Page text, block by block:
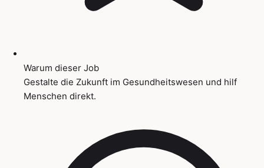
Warum dieser Job
Gestalte die Zukunft im Gesundheitswesen und hilf
Menschen direkt.